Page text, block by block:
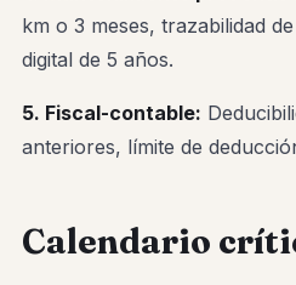
km o 3 meses, trazabilidad
digital de 5 años.
5. Fiscal-contable:
anteriores, límite de
Calendario